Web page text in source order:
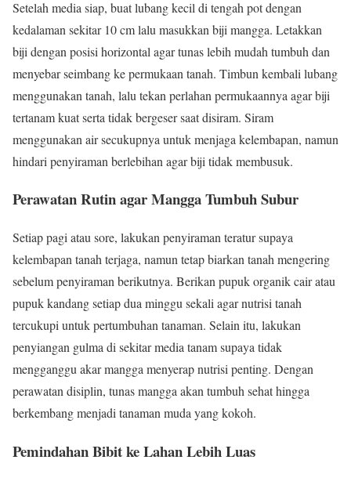
Setelah media siap, buat lubang kecil di tengah pot dengan
kedalaman sekitar 10 cm lalu masukkan biji mangga. Letakkan
biji dengan posisi horizontal agar tunas lebih mudah tumbuh dan
menyebar seimbang ke permukaan tanah. Timbun kembali lubang
menggunakan tanah, lalu tekan perlahan permukaannya agar biji
tertanam kuat serta tidak bergeser saat disiram. Siram
menggunakan air secukupnya untuk menjaga kelembapan, namun
hindari penyiraman berlebihan agar biji tidak membusuk.
Perawatan Rutin agar Mangga Tumbuh Subur
Setiap pagi atau sore, lakukan penyiraman teratur supaya
kelembapan tanah terjaga, namun tetap biarkan tanah mengering
sebelum penyiraman berikutnya. Berikan pupuk organik cair atau
pupuk kandang setiap dua minggu sekali agar nutrisi tanah
tercukupi untuk pertumbuhan tanaman. Selain itu, lakukan
penyiangan gulma di sekitar media tanam supaya tidak
mengganggu akar mangga menyerap nutrisi penting. Dengan
perawatan disiplin, tunas mangga akan tumbuh sehat hingga
berkembang menjadi tanaman muda yang kokoh.
Pemindahan Bibit ke Lahan Lebih Luas